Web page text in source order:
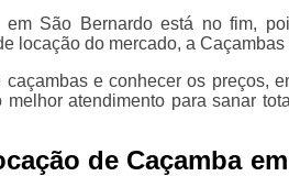
São Bernardo está no fim,
locação do mercado, a Caçambas
e conhecer os preços,
atendimento para sanar
de Caçamba